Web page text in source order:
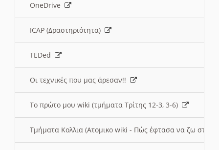
OneDrive
ICAP (Δραστηριότητα)
TEDed
Οι τεχνικές που μας άρεσαν!!
Το πρώτο μου wiki (τμήματα Τρίτης 12-3, 3-6)
Τμήματα Κολλια (Ατομικο wiki - Πώς έφτασα να ζω στην